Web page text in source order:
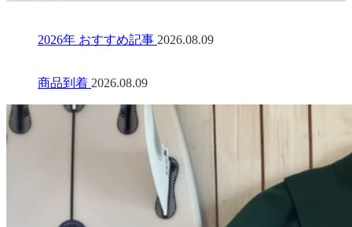
2026年 おすすめ記事 2026.08.09
商品到着 2026.08.09